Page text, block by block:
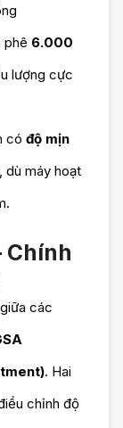
– Hà
cấp
hành
phê 6.000
lượng cực
có độ mịn
, dù máy hoạt
Chính
các
. Hai
chỉnh độ